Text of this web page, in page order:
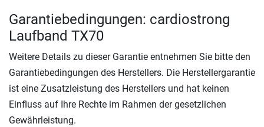
Garantiebedingungen: cardiostrong
Laufband TX70
Weitere Details zu dieser Garantie entnehmen Sie bitte den
Garantiebedingungen des Herstellers. Die Herstellergarantie
ist eine Zusatzleistung des Herstellers und hat keinen
Einfluss auf Ihre Rechte im Rahmen der gesetzlichen
Gewährleistung.